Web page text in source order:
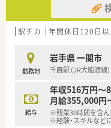
【こんな方にオスス
■平日は18時までの
ライフバランスを
ポストでキャリア
■人柄を重視した
ながら働きたいと
駅チカ 年間休日120日以
勤務地
岩手県 一関市
千厩駅 (JR大船渡線)
給与
年収516万円～
月給355,000円
※残業30時間を含ん
※経験・スキルなど